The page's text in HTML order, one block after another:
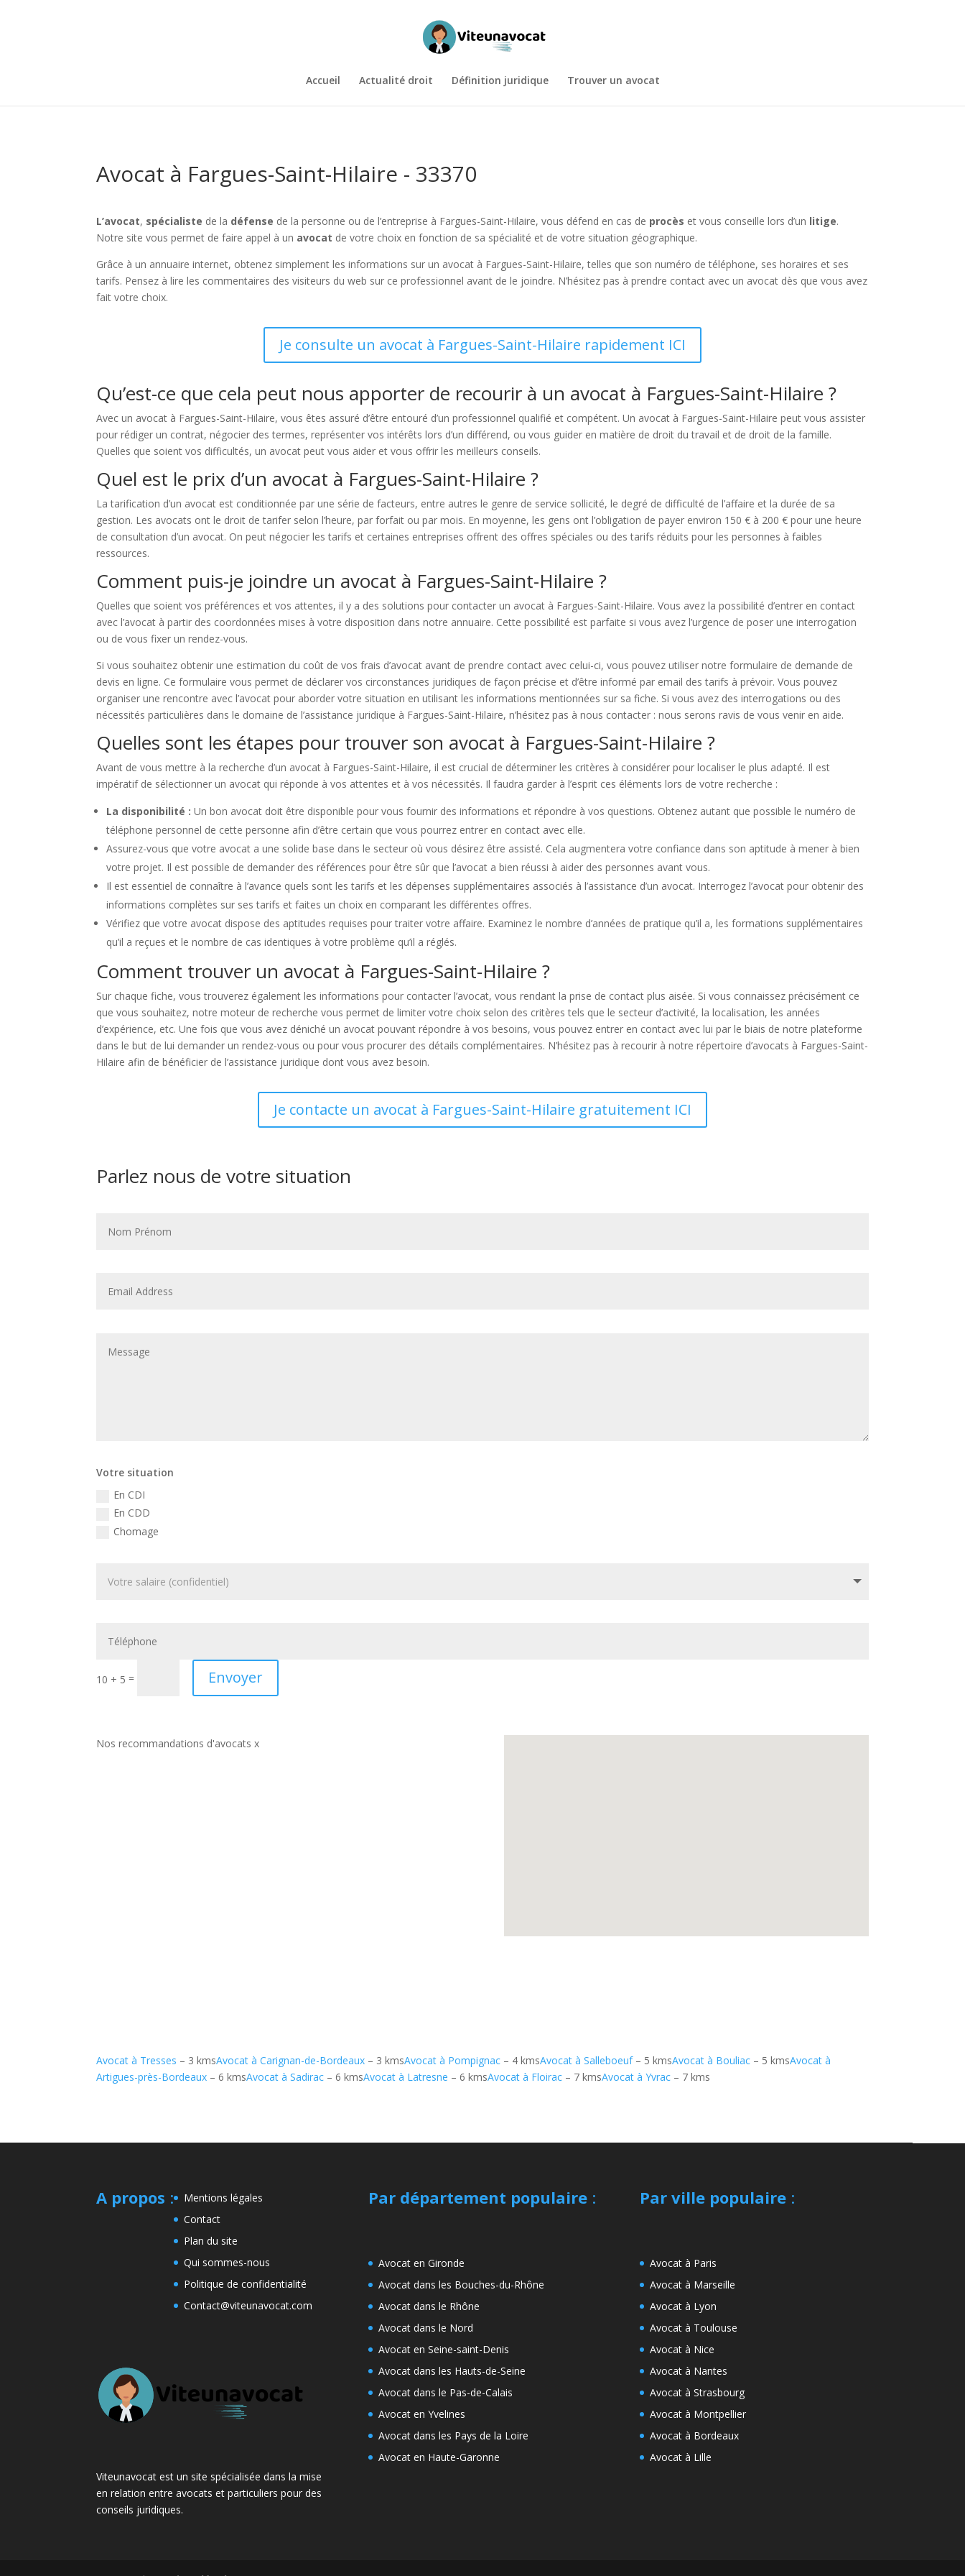
Accueil Actualité droit Définition juridique Trouver un avocat
Avocat à Fargues-Saint-Hilaire - 33370
L’avocat, spécialiste de la défense de la personne ou de l’entreprise à Fargues-Saint-Hilaire, vous défend en cas de procès et vous conseille lors d’un litige.
Notre site vous permet de faire appel à un avocat de votre choix en fonction de sa spécialité et de votre situation géographique.
Grâce à un annuaire internet, obtenez simplement les informations sur un avocat à Fargues-Saint-Hilaire, telles que son numéro de téléphone, ses horaires et ses
tarifs. Pensez à lire les commentaires des visiteurs du web sur ce professionnel avant de le joindre. N’hésitez pas à prendre contact avec un avocat dès que vous avez
fait votre choix.
Je consulte un avocat à Fargues-Saint-Hilaire rapidement ICI
Qu’est-ce que cela peut nous apporter de recourir à un avocat à Fargues-Saint-Hilaire ?
Avec un avocat à Fargues-Saint-Hilaire, vous êtes assuré d’être entouré d’un professionnel qualifié et compétent. Un avocat à Fargues-Saint-Hilaire peut vous assister
pour rédiger un contrat, négocier des termes, représenter vos intérêts lors d’un différend, ou vous guider en matière de droit du travail et de droit de la famille.
Quelles que soient vos difficultés, un avocat peut vous aider et vous offrir les meilleurs conseils.
Quel est le prix d’un avocat à Fargues-Saint-Hilaire ?
La tarification d’un avocat est conditionnée par une série de facteurs, entre autres le genre de service sollicité, le degré de difficulté de l’affaire et la durée de sa
gestion. Les avocats ont le droit de tarifer selon l’heure, par forfait ou par mois. En moyenne, les gens ont l’obligation de payer environ 150 € à 200 € pour une heure
de consultation d’un avocat. On peut négocier les tarifs et certaines entreprises offrent des offres spéciales ou des tarifs réduits pour les personnes à faibles
ressources.
Comment puis-je joindre un avocat à Fargues-Saint-Hilaire ?
Quelles que soient vos préférences et vos attentes, il y a des solutions pour contacter un avocat à Fargues-Saint-Hilaire. Vous avez la possibilité d’entrer en contact
avec l’avocat à partir des coordonnées mises à votre disposition dans notre annuaire. Cette possibilité est parfaite si vous avez l’urgence de poser une interrogation
ou de vous fixer un rendez-vous.
Si vous souhaitez obtenir une estimation du coût de vos frais d’avocat avant de prendre contact avec celui-ci, vous pouvez utiliser notre formulaire de demande de
devis en ligne. Ce formulaire vous permet de déclarer vos circonstances juridiques de façon précise et d’être informé par email des tarifs à prévoir. Vous pouvez
organiser une rencontre avec l’avocat pour aborder votre situation en utilisant les informations mentionnées sur sa fiche. Si vous avez des interrogations ou des
nécessités particulières dans le domaine de l’assistance juridique à Fargues-Saint-Hilaire, n’hésitez pas à nous contacter : nous serons ravis de vous venir en aide.
Quelles sont les étapes pour trouver son avocat à Fargues-Saint-Hilaire ?
Avant de vous mettre à la recherche d’un avocat à Fargues-Saint-Hilaire, il est crucial de déterminer les critères à considérer pour localiser le plus adapté. Il est
impératif de sélectionner un avocat qui réponde à vos attentes et à vos nécessités. Il faudra garder à l’esprit ces éléments lors de votre recherche :
La disponibilité :Un bon avocat doit être disponible pour vous fournir des informations et répondre à vos questions. Obtenez autant que possible le numéro de
téléphone personnel de cette personne afin d’être certain que vous pourrez entrer en contact avec elle.
Assurez-vous que votre avocat a une solide base dans le secteur où vous désirez être assisté. Cela augmentera votre confiance dans son aptitude à mener à bien
votre projet. Il est possible de demander des références pour être sûr que l’avocat a bien réussi à aider des personnes avant vous.
Il est essentiel de connaître à l’avance quels sont les tarifs et les dépenses supplémentaires associés à l’assistance d’un avocat. Interrogez l’avocat pour obtenir des
informations complètes sur ses tarifs et faites un choix en comparant les différentes offres.
Vérifiez que votre avocat dispose des aptitudes requises pour traiter votre affaire. Examinez le nombre d’années de pratique qu’il a, les formations supplémentaires
qu’il a reçues et le nombre de cas identiques à votre problème qu’il a réglés.
Comment trouver un avocat à Fargues-Saint-Hilaire ?
Sur chaque fiche, vous trouverez également les informations pour contacter l’avocat, vous rendant la prise de contact plus aisée. Si vous connaissez précisément ce
que vous souhaitez, notre moteur de recherche vous permet de limiter votre choix selon des critères tels que le secteur d’activité, la localisation, les années
d’expérience, etc. Une fois que vous avez déniché un avocat pouvant répondre à vos besoins, vous pouvez entrer en contact avec lui par le biais de notre plateforme
dans le but de lui demander un rendez-vous ou pour vous procurer des détails complémentaires. N’hésitez pas à recourir à notre répertoire d’avocats à Fargues-Saint-
Hilaire afin de bénéficier de l’assistance juridique dont vous avez besoin.
Je contacte un avocat à Fargues-Saint-Hilaire gratuitement ICI
Parlez nous de votre situation
Votre situation
En CDI
En CDD
Chomage
10 + 5 = Envoyer
Nos recommandations d'avocats x
Avocat à Tresses – 3 kmsAvocat à Carignan-de-Bordeaux – 3 kmsAvocat à Pompignac – 4 kmsAvocat à Salleboeuf– 5 kmsAvocat à Bouliac – 5 kmsAvocat à
Artigues-près-Bordeaux – 6 kmsAvocat à Sadirac – 6 kmsAvocat à Latresne – 6 kmsAvocat à Floirac – 7 kmsAvocat à Yvrac – 7 kms
A propos :
Mentions légales
Contact
Plan du site
Qui sommes-nous
Politique de confidentialité
Contact@viteunavocat.com
Viteunavocat est un site spécialisée dans la mise
en relation entre avocats et particuliers pour des
conseils juridiques.
Par département populaire:
Avocat en Gironde
Avocat dans les Bouches-du-Rhône
Avocat dans le Rhône
Avocat dans le Nord
Avocat en Seine-saint-Denis
Avocat dans les Hauts-de-Seine
Avocat dans le Pas-de-Calais
Avocat en Yvelines
Avocat dans les Pays de la Loire
Avocat en Haute-Garonne
Par ville populaire:
Avocat à Paris
Avocat à Marseille
Avocat à Lyon
Avocat à Toulouse
Avocat à Nice
Avocat à Nantes
Avocat à Strasbourg
Avocat à Montpellier
Avocat à Bordeaux
Avocat à Lille